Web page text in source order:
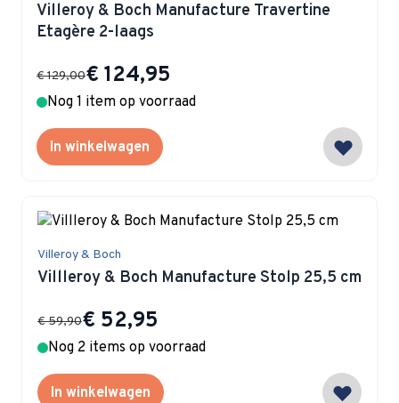
Villeroy & Boch Manufacture Travertine
Etagère 2-laags
Special Price
€ 124,95
€ 129,00
Nog 1 item op voorraad
In winkelwagen
Villeroy & Boch
Villleroy & Boch Manufacture Stolp 25,5 cm
Special Price
€ 52,95
€ 59,90
Nog 2 items op voorraad
In winkelwagen